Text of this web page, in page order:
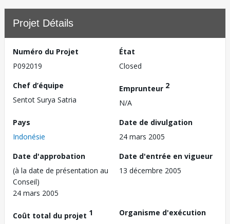
Projet Détails
Numéro du Projet
P092019
État
Closed
Chef d’équipe
Sentot Surya Satria
Emprunteur 2
N/A
Pays
Indonésie
Date de divulgation
24 mars 2005
Date d'approbation
(à la date de présentation au
Conseil)
24 mars 2005
Date d'entrée en vigueur
13 décembre 2005
Coût total du projet 1
Organisme d'exécution